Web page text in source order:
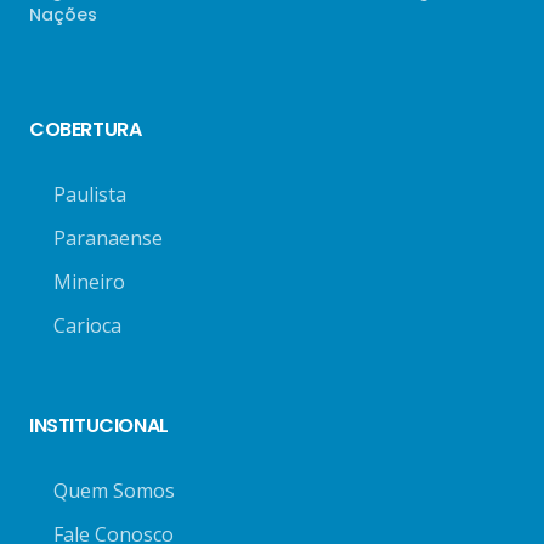
Nações
COBERTURA
Paulista
Paranaense
Mineiro
Carioca
INSTITUCIONAL
Quem Somos
Fale Conosco